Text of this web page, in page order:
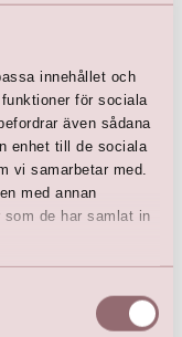
innehållet och
för sociala
även sådana
enhet till de sociala
vi samarbetar med.
med annan
de har samlat in